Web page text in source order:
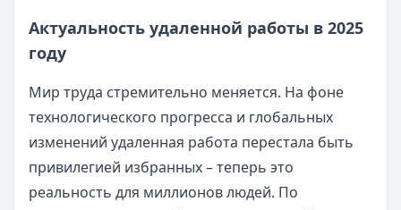
Актуальность удаленной работы в 2025
году
Мир труда стремительно меняется. На фоне
технологического прогресса и глобальных
изменений удаленная работа перестала быть
привилегией избранных – теперь это
реальность для миллионов людей. По